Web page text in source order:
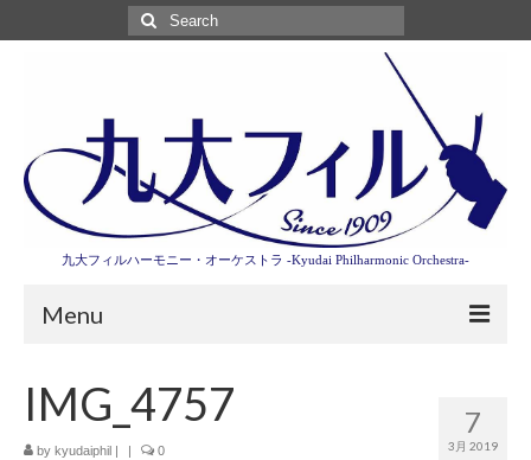
Search
for:
九大フィルハーモニー・オーケストラ -Kyudai Philharmonic Orchestra-
Menu
演奏会情報 7
3月 2019
IMG_4757
by kyudaiphil 0